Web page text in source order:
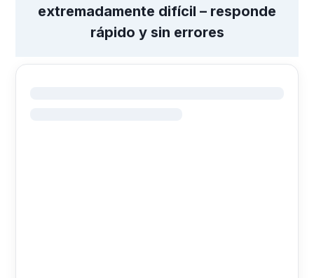
extremadamente difícil – responde
rápido y sin errores